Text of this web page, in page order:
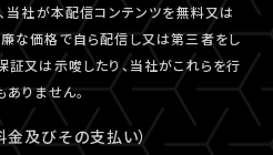
当社が本配信コンテンツを無料又は
な価格で自ら配信し又は第三者をし
又は示唆したり、当社がこれらを行
りません。
及びその支払い）